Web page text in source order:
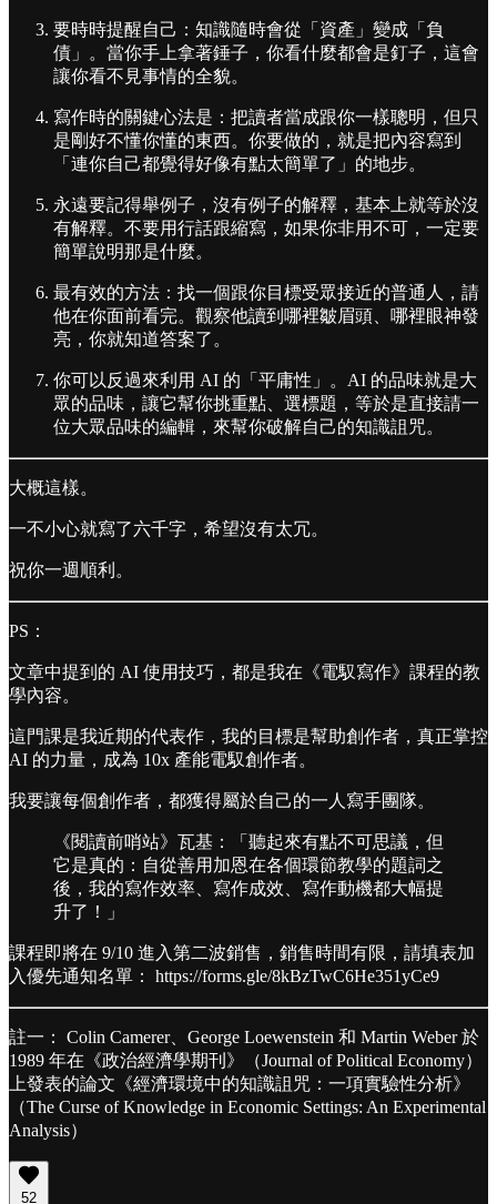
要時時提醒自己：知識隨時會從「資產」變成「負
債」。當你手上拿著錘子，你看什麼都會是釘子，這會
讓你看不見事情的全貌。
寫作時的關鍵心法是：把讀者當成跟你一樣聰明，但只
是剛好不懂你懂的東西。你要做的，就是把內容寫到
「連你自己都覺得好像有點太簡單了」的地步。
永遠要記得舉例子，沒有例子的解釋，基本上就等於沒
有解釋。不要用行話跟縮寫，如果你非用不可，一定要
簡單說明那是什麼。
最有效的方法：找一個跟你目標受眾接近的普通人，請
他在你面前看完。觀察他讀到哪裡皺眉頭、哪裡眼神發
亮，你就知道答案了。
你可以反過來利用 AI 的「平庸性」。AI 的品味就是大
眾的品味，讓它幫你挑重點、選標題，等於是直接請一
位大眾品味的編輯，來幫你破解自己的知識詛咒。
大概這樣。
一不小心就寫了六千字，希望沒有太冗。
祝你一週順利。
PS：
文章中提到的 AI 使用技巧，都是我在《電馭寫作》課程的教
學內容。
這門課是我近期的代表作，我的目標是幫助創作者，真正掌控
AI 的力量，成為 10x 產能電馭創作者。
我要讓每個創作者，都獲得屬於自己的一人寫手團隊。
《閱讀前哨站》瓦基：「聽起來有點不可思議，但
它是真的：自從善用加恩在各個環節教學的題詞之
後，我的寫作效率、寫作成效、寫作動機都大幅提
升了！」
課程即將在 9/10 進入第二波銷售，銷售時間有限，請填表加
入優先通知名單： https://forms.gle/8kBzTwC6He351yCe9
註一： Colin Camerer、George Loewenstein 和 Martin Weber 於
1989 年在《政治經濟學期刊》（Journal of Political Economy）
上發表的論文《經濟環境中的知識詛咒：一項實驗性分析》
（The Curse of Knowledge in Economic Settings: An Experimental
Analysis）
52